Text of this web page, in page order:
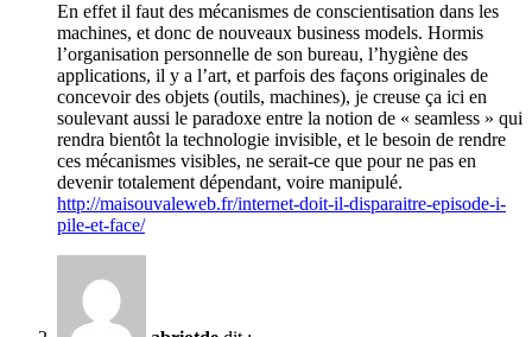
En effet il faut des mécanismes de conscientisation dans les
machines, et donc de nouveaux business models. Hormis
l’organisation personnelle de son bureau, l’hygiène des
applications, il y a l’art, et parfois des façons originales de
concevoir des objets (outils, machines), je creuse ça ici en
soulevant aussi le paradoxe entre la notion de « seamless » qui
rendra bientôt la technologie invisible, et le besoin de rendre
ces mécanismes visibles, ne serait-ce que pour ne pas en
devenir totalement dépendant, voire manipulé.
http://maisouvaleweb.fr/internet-doit-il-disparaitre-episode-i-
pile-et-face/